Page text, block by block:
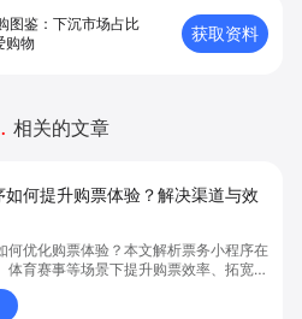
图鉴：下沉市场占比
购物
获取资料
劣对比 相关的文章
如何提升购票体验？解决渠道与效
何优化购票体验？本文解析票务小程序在
体育赛事等场景下提升购票效率、拓宽销
会员精准营销的具体方式。关键词包括
“购票体验”、“购票效率”。